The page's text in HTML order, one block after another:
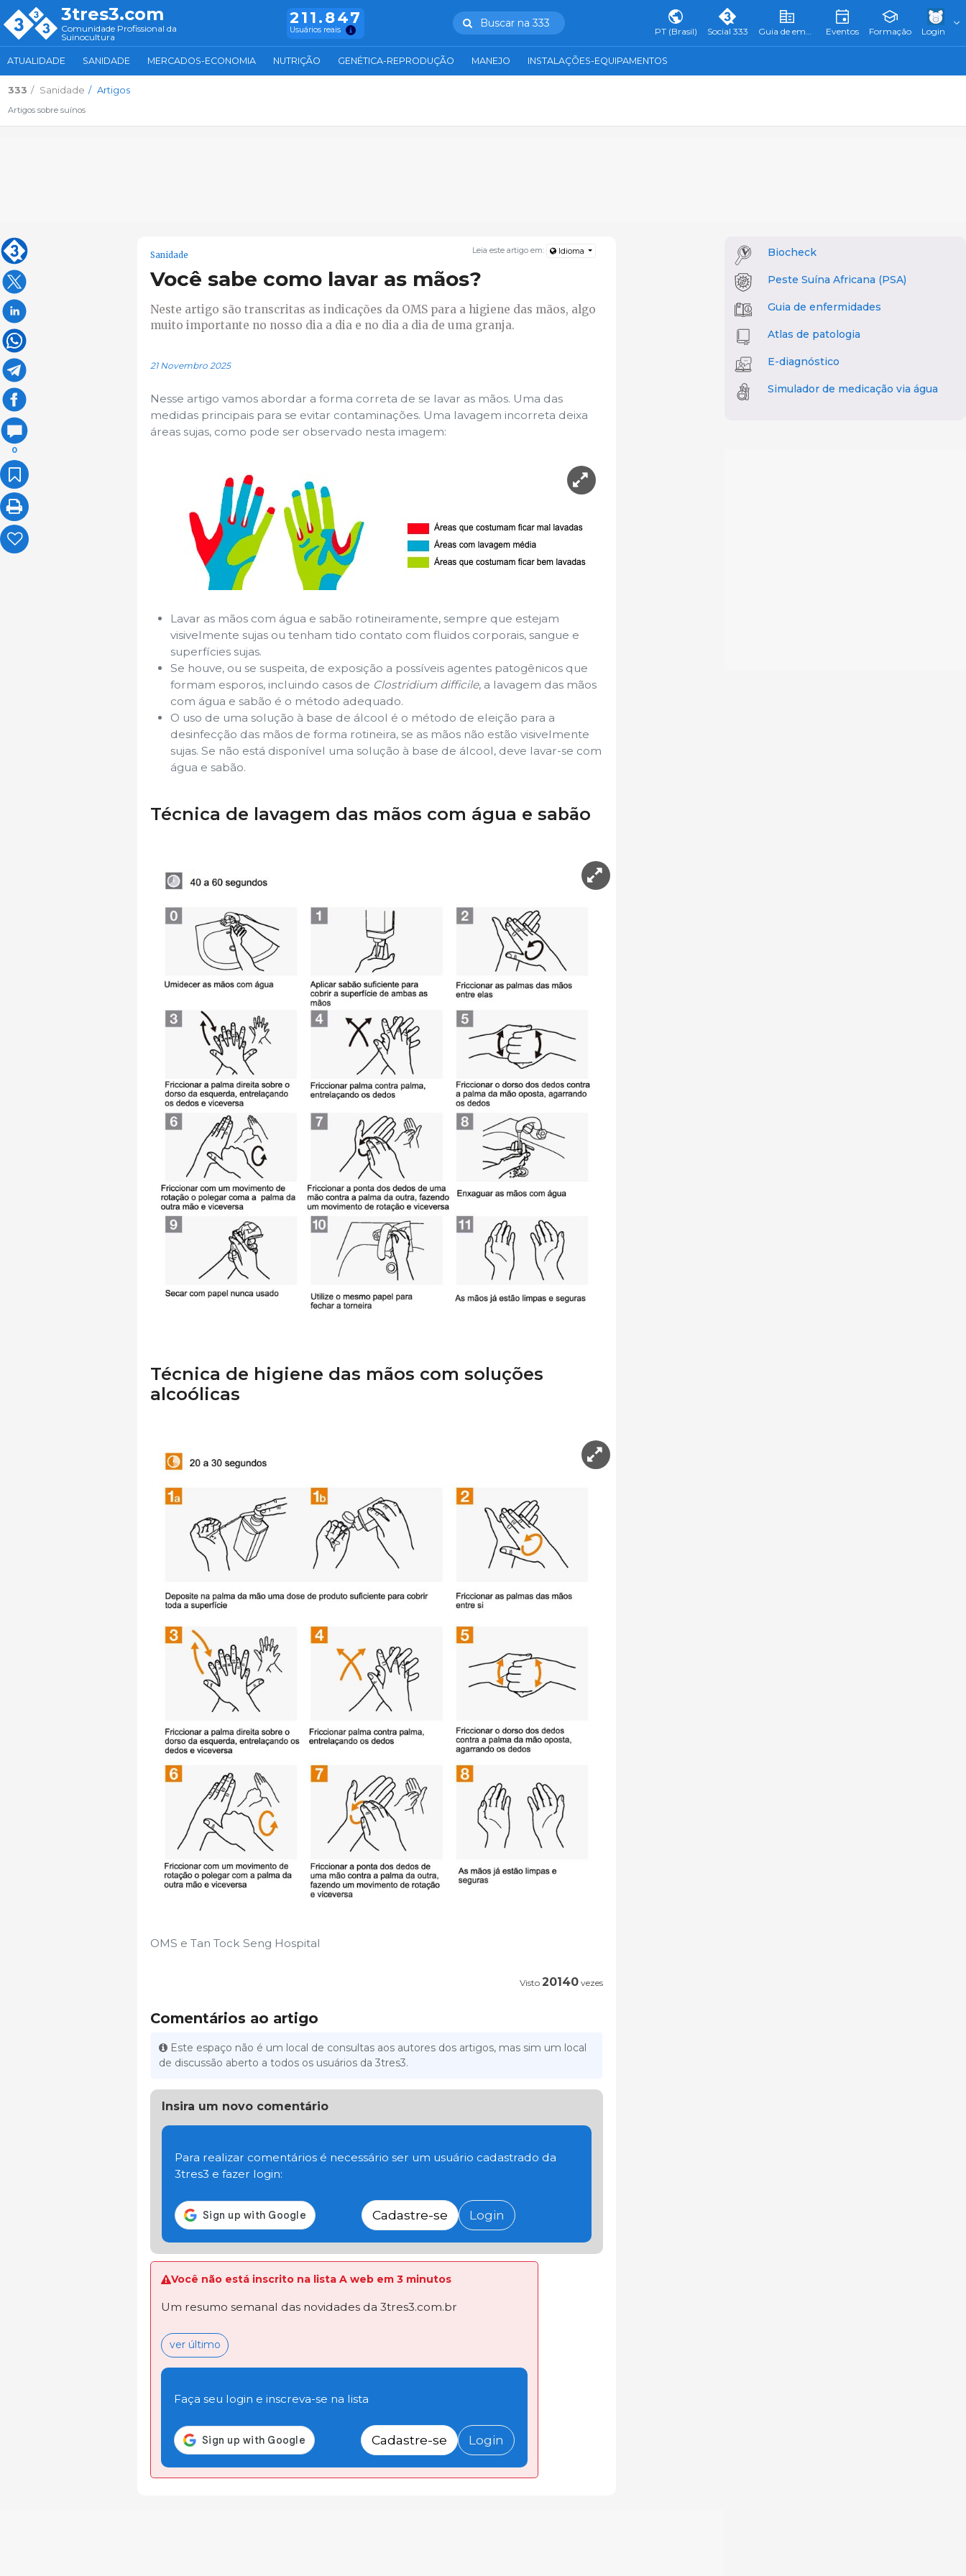
3tres3.com
Comunidade Profissional da
Suinocultura
211.847
Usuários reais
Buscar na 333
PT (Brasil) Social 333 Guia de empresas Eventos Formação Login
ATUALIDADE SANIDADE MERCADOS-ECONOMIA NUTRIÇÃO GENÉTICA-REPRODUÇÃO MANEJO INSTALAÇÕES-EQUIPAMENTOS
333 Sanidade Artigos
Artigos sobre suínos
0
Leia este artigo em: Idioma
Sanidade
Você sabe como lavar as mãos?
Neste artigo são transcritas as indicações da OMS para a higiene das mãos, algo
muito importante no nosso dia a dia e no dia a dia de uma granja.
21 Novembro 2025
Nesse artigo vamos abordar a forma correta de se lavar as mãos. Uma das
medidas principais para se evitar contaminações. Uma lavagem incorreta deixa
áreas sujas, como pode ser observado nesta imagem:
Lavar as mãos com água e sabão rotineiramente, sempre que estejam
visivelmente sujas ou tenham tido contato com fluidos corporais, sangue e
superfícies sujas.
Se houve, ou se suspeita, de exposição a possíveis agentes patogênicos que
formam esporos, incluindo casos de Clostridium difficile, a lavagem das mãos
com água e sabão é o método adequado.
O uso de uma solução à base de álcool é o método de eleição para a
desinfecção das mãos de forma rotineira, se as mãos não estão visivelmente
sujas. Se não está disponível uma solução à base de álcool, deve lavar-se com
água e sabão.
Técnica de lavagem das mãos com água e sabão
Técnica de higiene das mãos com soluções
alcoólicas
OMS e Tan Tock Seng Hospital
Visto 20140 vezes
Comentários ao artigo
Este espaço não é um local de consultas aos autores dos artigos, mas sim um local
de discussão aberto a todos os usuários da 3tres3.
Insira um novo comentário
Para realizar comentários é necessário ser um usuário cadastrado da
3tres3 e fazer login:
Cadastre-se Login
Você não está inscrito na lista A web em 3 minutos
Um resumo semanal das novidades da 3tres3.com.br
ver último
Faça seu login e inscreva-se na lista
Cadastre-se Login
Biocheck
Peste Suína Africana (PSA)
Guia de enfermidades
Atlas de patologia
E-diagnóstico
Simulador de medicação via água